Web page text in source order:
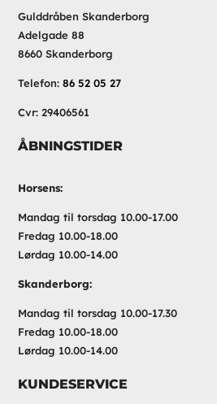
Gulddråben Skanderborg
Adelgade 88
8660 Skanderborg
Telefon:86 52 05 27
Cvr: 29406561
ÅBNINGSTIDER
Horsens:
Mandag til torsdag 10.00-17.00
Fredag 10.00-18.00
Lørdag 10.00-14.00
Skanderborg:
Mandag til torsdag 10.00-17.30
Fredag 10.00-18.00
Lørdag 10.00-14.00
KUNDESERVICE